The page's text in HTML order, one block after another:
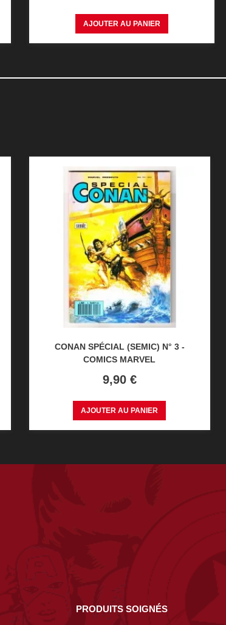
AJOUTER AU PANIER
CONAN SPÉCIAL (SEMIC) N° 3 -
COMICS MARVEL
Prix
9,90 €
AJOUTER AU PANIER
PRODUITS SOIGNÉS